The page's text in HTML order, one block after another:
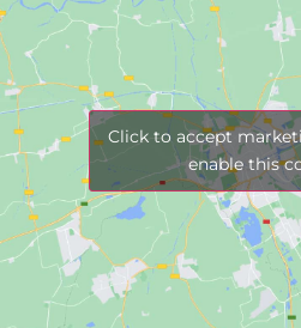
Click to accept
enable this